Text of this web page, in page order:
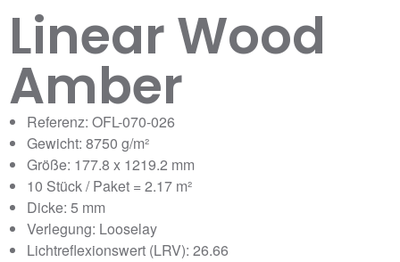
Linear Wood
Amber
Referenz: OFL-070-026
Gewicht: 8750 g/m²
Größe: 177.8 x 1219.2 mm
10 Stück / Paket = 2.17 m²
Dicke: 5 mm
Verlegung: Looselay
Lichtreflexionswert (LRV): 26.66